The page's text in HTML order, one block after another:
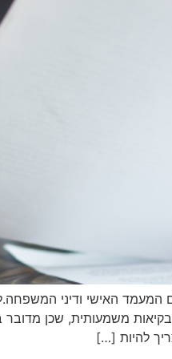
המעמד האישי ודיני
משמעותית, שכן
להיות […]